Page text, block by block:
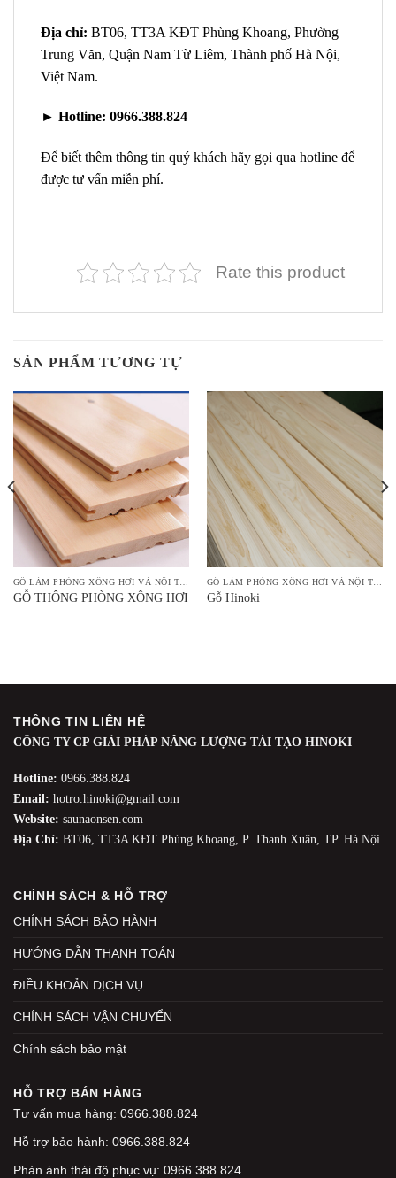
Địa chỉ: BT06, TT3A KĐT Phùng Khoang, Phường
Trung Văn, Quận Nam Từ Liêm, Thành phố Hà Nội,
Việt Nam.
► Hotline: 0966.388.824
Để biết thêm thông tin quý khách hãy gọi qua hotline để
được tư vấn miễn phí.
Rate this product
SẢN PHẨM TƯƠNG TỰ
GỖ THÔNG PHÒNG XÔNG HƠI Gỗ Hinoki
THÔNG TIN LIÊN HỆ
CÔNG TY CP GIẢI PHÁP NĂNG LƯỢNG TÁI TẠO HINOKI
Hotline: 0966.388.824
Email: hotro.hinoki@gmail.com
Website: saunaonsen.com
Địa Chỉ: BT06, TT3A KĐT Phùng Khoang, P. Thanh Xuân, TP. Hà Nội
CHÍNH SÁCH & HỖ TRỢ
CHÍNH SÁCH BẢO HÀNH
HƯỚNG DẪN THANH TOÁN
ĐIỀU KHOẢN DỊCH VỤ
CHÍNH SÁCH VẬN CHUYỂN
Chính sách bảo mật
HỖ TRỢ BÁN HÀNG
Tư vấn mua hàng: 0966.388.824
Hỗ trợ bảo hành: 0966.388.824
Phản ánh thái độ phục vụ: 0966.388.824